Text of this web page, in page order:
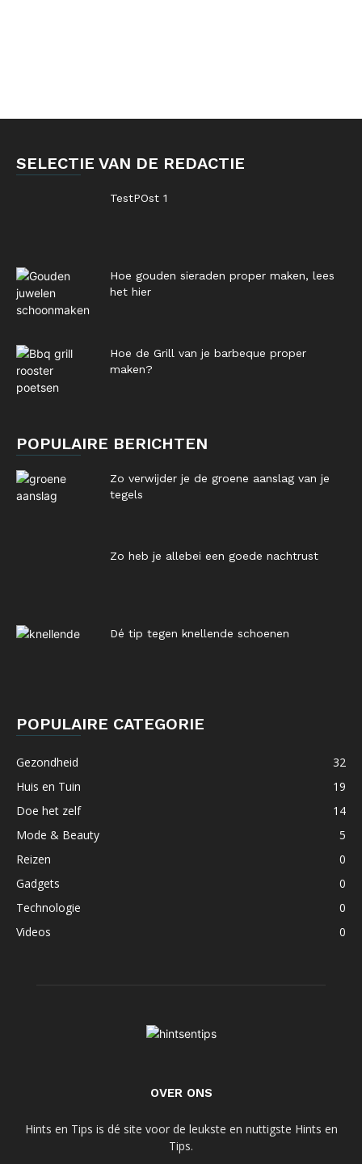
SELECTIE VAN DE REDACTIE
TestPOst 1
Hoe gouden sieraden proper maken, lees
het hier
Hoe de Grill van je barbeque proper
maken?
POPULAIRE BERICHTEN
Zo verwijder je de groene aanslag van je
tegels
Zo heb je allebei een goede nachtrust
Dé tip tegen knellende schoenen
POPULAIRE CATEGORIE
Gezondheid
32
Huis en Tuin
19
Doe het zelf
14
Mode & Beauty
5
Reizen
0
Gadgets
0
Technologie
0
Videos
0
OVER ONS
Hints en Tips is dé site voor de leukste en nuttigste Hints en
Tips.